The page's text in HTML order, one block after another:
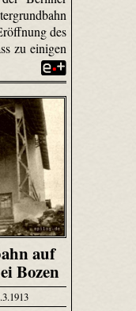
des
zu einigen
auf
Bozen